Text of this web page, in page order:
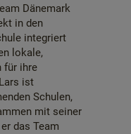
Dänemark
in den
integriert
lokale,
für ihre
ist
Schulen,
mit seiner
das Team